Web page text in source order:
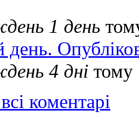
1 день
день.
4 дні тому
коментарі